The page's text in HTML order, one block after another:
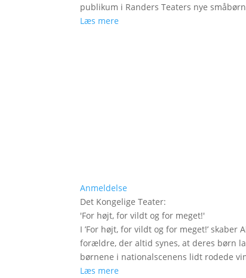
publikum i Randers Teaters nye
Læs mere
Anmeldelse
Det Kongelige Teater:
'For højt, for vildt og for meget!'
I ’For højt, for vildt og for meget!’
forældre, der altid synes, at deres børn
børnene i nationalscenens lidt rodede
Læs mere